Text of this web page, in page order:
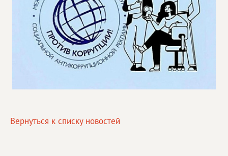
Вернуться к списку новостей